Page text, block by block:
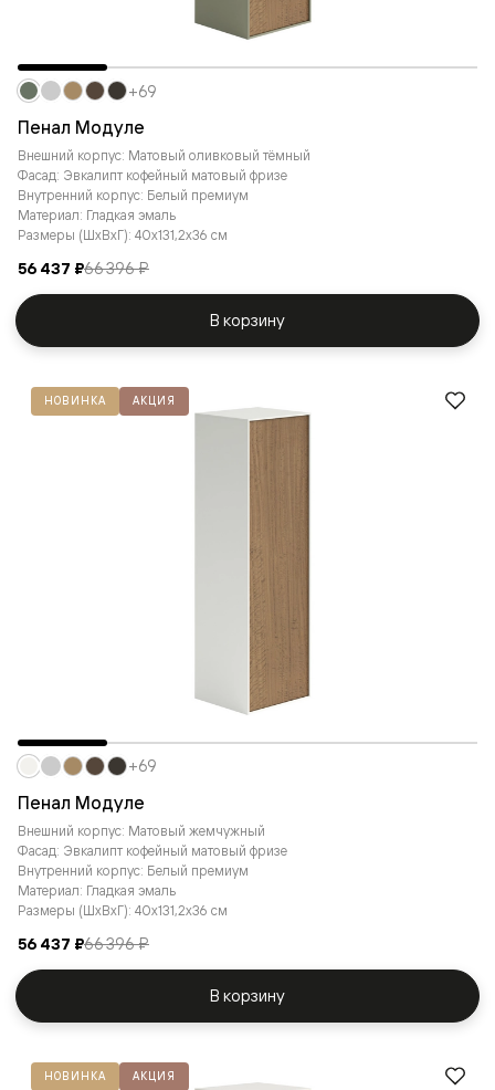
Пенал Модуле
Внешний корпус: Матовый оливковый тёмный
Фасад: Эвкалипт кофейный матовый фризе
Внутренний корпус: Белый премиум
Материал: Гладкая эмаль
Размеры (ШxВxГ): 40x131,2x36 см
56 437 ₽66 396 ₽
+69
В корзину
НОВИНКА АКЦИЯ
Пенал Модуле
Внешний корпус: Матовый жемчужный
Фасад: Эвкалипт кофейный матовый фризе
Внутренний корпус: Белый премиум
Материал: Гладкая эмаль
Размеры (ШxВxГ): 40x131,2x36 см
56 437 ₽66 396 ₽
+69
В корзину
НОВИНКА АКЦИЯ